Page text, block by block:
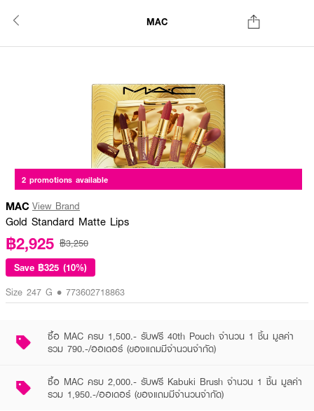
MAC
2 promotions available
MAC View Brand
Gold Standard Matte Lips
฿2,925 ฿3,250
Save ฿325 (10%)
Size 247 G • 773602718863
ซื้อ MAC ครบ 1,500.- รับฟรี 40th Pouch จำนวน 1 ชิ้น มูลค่า
รวม 790.-/ออเดอร์ (ของแถมมีจำนวนจำกัด)
ซื้อ MAC ครบ 2,000.- รับฟรี Kabuki Brush จำนวน 1 ชิ้น มูลค่า
รวม 1,950.-/ออเดอร์ (ของแถมมีจำนวนจำกัด)